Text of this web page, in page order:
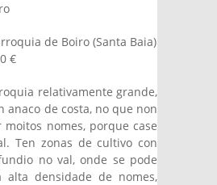
de Boiro (Santa Baia)
€
relativamente grande,
anaco de costa, no que non
moitos nomes, porque case
Ten zonas de cultivo con
no val, onde se pode
alta densidade de nomes,